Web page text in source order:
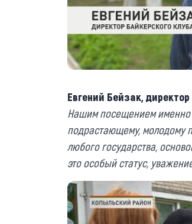
Евгений Бейзак, директор
Нашим посещением именно
подрастающему, молодому
любого государства,
это особый статус,